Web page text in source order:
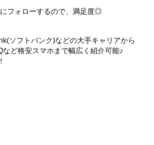
フォローするので、満足度◎
ソフトバンク)などの大手キャリアから
ど格安スマホまで幅広く紹介可能♪